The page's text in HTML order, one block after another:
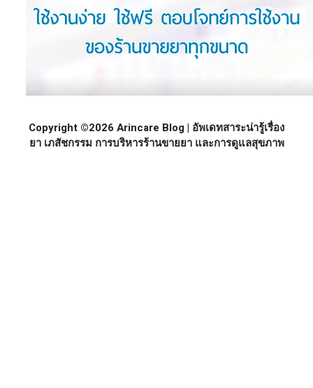
Copyright ©2026 Arincare Blog | อัพเดทสาระน่ารู้เรื่อง
ยา เภสัชกรรม การบริหารร้านขายยา และการดูแลสุขภาพ